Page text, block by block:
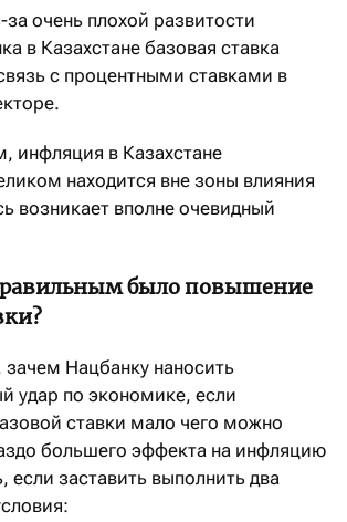
очень плохой развитости
в Казахстане базовая ставка
с процентными ставками в
инфляция в Казахстане
находится вне зоны влияния
возникает вполне очевидный
было повышение
Нацбанку наносить
удар по экономике, если
ставки мало чего можно
большего эффекта на инфляцию
если заставить выполнить два